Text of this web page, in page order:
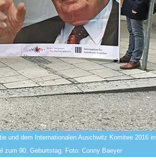
und dem Internationalen Auschwitz Komitee 2016 in
zum 90. Geburtstag. Foto: Conny Baeyer